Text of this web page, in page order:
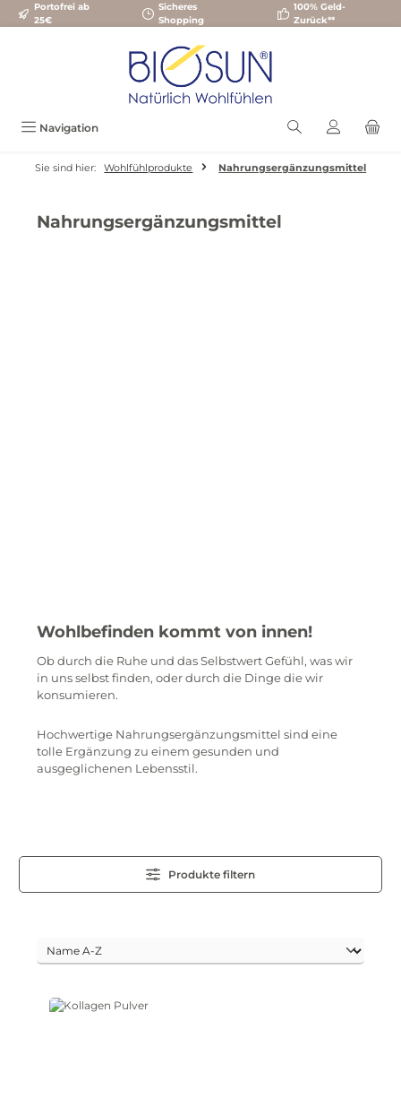
Zum Hauptinhalt springen
Portofrei ab
25€
Sicheres
Shopping
100% Geld-
Zurück**
Navigation
Sie sind hier: Wohlfühlprodukte Nahrungsergänzungsmittel
Nahrungsergänzungsmittel
Wohlbefinden kommt von innen!
Ob durch die Ruhe und das Selbstwert Gefühl, was wir
in uns selbst finden, oder durch die Dinge die wir
konsumieren.
Hochwertige Nahrungsergänzungsmittel sind eine
tolle Ergänzung zu einem gesunden und
ausgeglichenen Lebensstil.
Produkte filtern